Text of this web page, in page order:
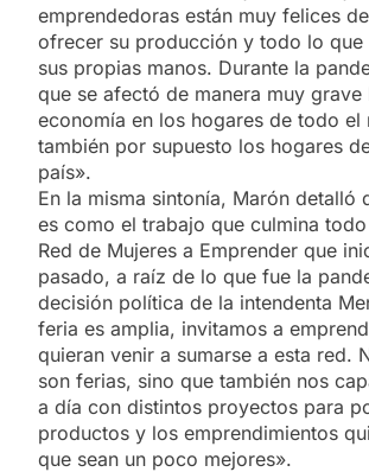
emprendedoras están muy felices
ofrecer su producción y todo lo que
sus propias manos. Durante la
que se afectó de manera muy grave
economía en los hogares de todo el
también por supuesto los hogares
país».
En la misma sintonía, Marón detalló
es como el trabajo que culmina
Red de Mujeres a Emprender que
pasado, a raíz de lo que fue la
decisión política de la intendenta
feria es amplia, invitamos a
quieran venir a sumarse a esta red.
son ferias, sino que también nos
a día con distintos proyectos para
productos y los emprendimientos
que sean un poco mejores».